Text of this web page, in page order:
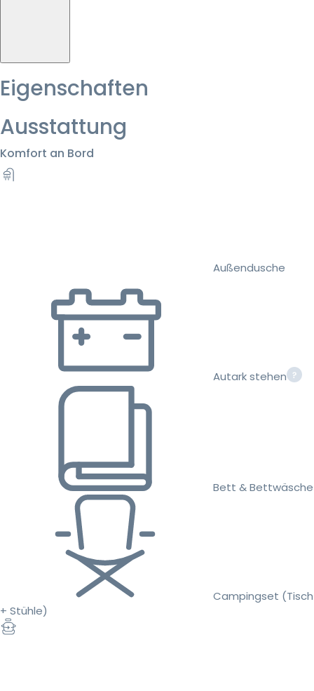
Eigenschaften
Ausstattung
Komfort an Bord
Außendusche
Autark stehen
Bett & Bettwäsche
Campingset (Tisch
+ Stühle)